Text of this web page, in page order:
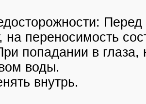
Перед
на переносимость
попадании в
воды.
внутрь.